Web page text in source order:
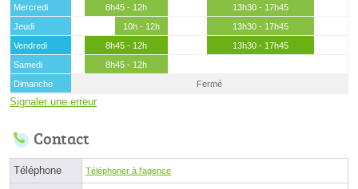
Mercredi
8h45 - 12h
13h30 - 17h45
Jeudi
10h - 12h
13h30 - 17h45
Vendredi
8h45 - 12h
13h30 - 17h45
Samedi
8h45 - 12h
Dimanche
Fermé
Signaler une erreur
Contact
Téléphone Téléphoner à l'agence